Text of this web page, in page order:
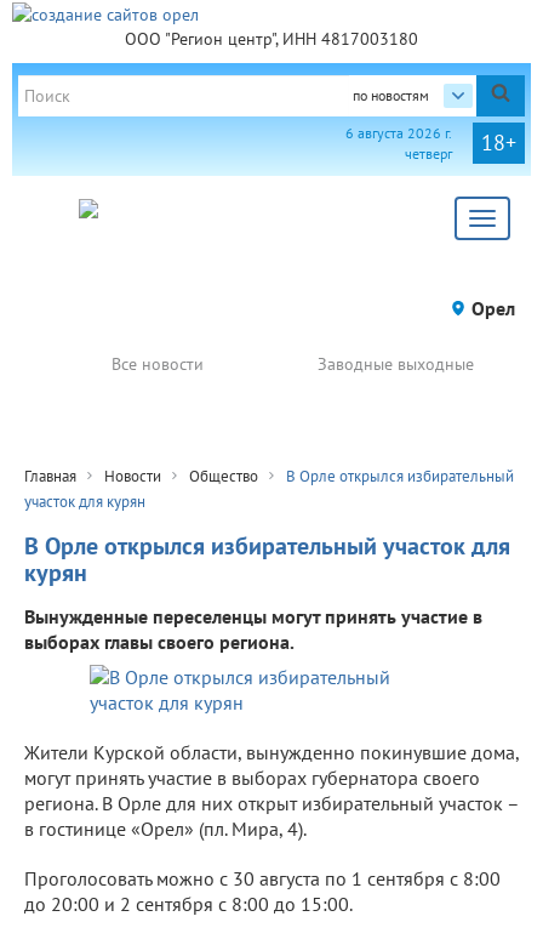
ООО "Регион центр", ИНН 4817003180
по новостям
18+
6 августа 2026 г.
четверг
Toggle
Орел
Все новости Заводные выходные
Главная Новости Общество
В Орле открылся избирательный
участок для курян
В Орле открылся избирательный участок для
курян
Вынужденные переселенцы могут принять участие в
выборах главы своего региона.
Жители Курской области, вынужденно покинувшие дома,
могут принять участие в выборах губернатора своего
региона. В Орле для них открыт избирательный участок –
в гостинице «Орел» (пл. Мира, 4).
Проголосовать можно с 30 августа по 1 сентября с 8:00
до 20:00 и 2 сентября с 8:00 до 15:00.